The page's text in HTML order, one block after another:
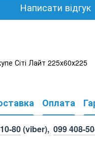
Написати відгук
Сіті Лайт 225х60х225
Оплата
80(viber), 099 408-